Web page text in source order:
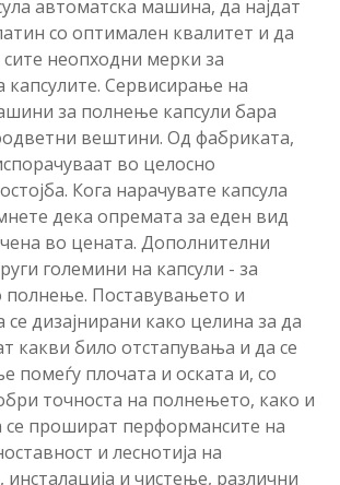
автоматска машина, да најдат
со оптимален квалитет и да
сите неопходни мерки за
капсулите. Сервисирање на
за полнење капсули бара
вештини. Од фабриката,
во целосно
Кога нарачувате капсула
дека опремата за еден вид
во цената. Дополнителни
големини на капсули - за
Поставувањето и
дизајнирани како целина за да
какви било отстапувања и да се
помеѓу плочата и оската и, со
точноста на полнењето, како и
се прошират перформансите на
и леснотија на
и чистење, различни